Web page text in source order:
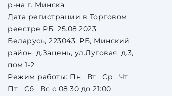
р-на г. Минска
Дата регистрации в Торговом
реестре РБ: 25.08.2023
Беларусь, 223043, РБ, Минский
район, д.Зацень, ул.Луговая, д.3,
пом.1-2
Режим работы: Пн , Вт , Ср , Чт ,
Пт , Сб , Вс c 08:30 до 21:00